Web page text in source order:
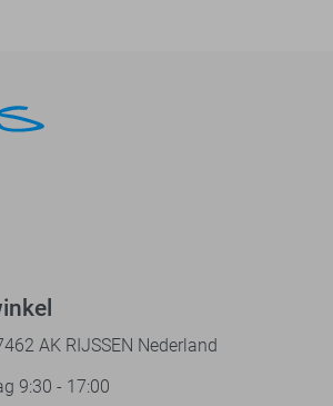
AK RIJSSEN Nederland
9:30 - 17:00